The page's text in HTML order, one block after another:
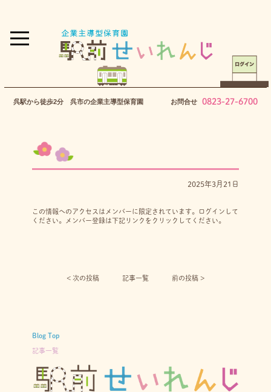
呉駅から徒歩2分 呉市の企業主導型保育園 お問合せ 0823-27-6700
2025年3月21日
この情報へのアクセスはメンバーに限定されています。ログインして
ください。メンバー登録は下記リンクをクリックしてください。
< 次の投稿︎ 記事一覧 前の投稿 >
Blog Top
記事一覧